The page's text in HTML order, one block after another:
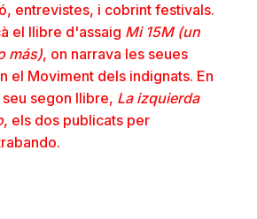
entrevistes, i cobrint festivals.
el llibre d'assaig Mi 15M (un
más), on narrava les seues
el Moviment dels indignats. En
segon llibre, La izquierda
, els dos publicats per